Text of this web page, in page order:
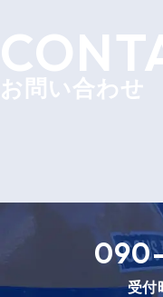
お問い合わせ
受付